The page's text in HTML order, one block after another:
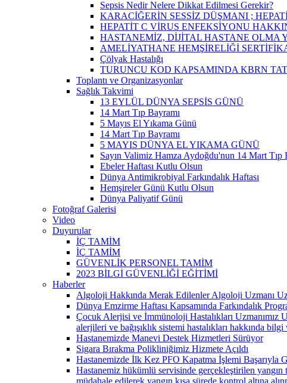
Sepsis Nedir Nelere Dikkat Edilmesi Gerekir?
KARACİĞERİN SESSİZ DÜŞMANI ;
HEPATİT C VİRUS ENFEKSİYONU
HASTANEMİZ, DİJİTAL HASTANE OLMA
AMELİYATHANE HEMŞİRELİĞİ
Çölyak Hastalığı
TURUNCU KOD KAPSAMINDA KBRN
Toplantı ve Organizasyonlar
Sağlık Takvimi
13 EYLÜL DÜNYA SEPSİS GÜNÜ
14 Mart Tıp Bayramı
5 Mayıs El Yıkama Günü
14 Mart Tıp Bayramı
5 MAYIS DÜNYA EL YIKAMA GÜNÜ
Sayın Valimiz Hamza Aydoğdu'nun 14 Mart Tıp
Ebeler Haftası Kutlu Olsun
Dünya Antimikrobiyal Farkındalık Haftası
Hemşireler Günü Kutlu Olsun
Dünya Paliyatif Günü
Fotoğraf Galerisi
Video
Duyurular
İÇ TAMİM
İÇ TAMİM
GÜVENLİK PERSONEL TAMİM
2023 BİLGİ GÜVENLİĞİ EĞİTİMİ
Haberler
Algoloji Hakkında Merak Edilenler Algoloji Uzmanı
Dünya Emzirme Haftası Kapsamında Farkındalık
Çocuk Alerjisi ve İmmünoloji Hastalıkları Uzmanımız
alerjileri ve bağışıklık sistemi hastalıkları hakkında
Hastanemizde Manevi Destek Hizmetleri Sürüyor
Sigara Bırakma Polikliniğimiz Hizmete Açıldı
Hastanemizde İlk Kez PFO Kapatma İşlemi Başarıyla
Hastanemiz hükümlü servisinde gerçekleştirilen yangın
müdahale edilerek yangın kısa sürede kontrol altına